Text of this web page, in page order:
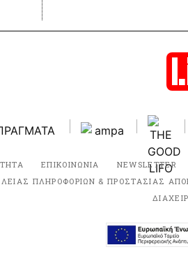
ΕΠΙΚΟΙΝΩΝΙΑ NEWSLETTER
ΠΛΗΡΟΦΟΡΙΩΝ & ΠΡΟΣΤΑΣΙΑΣ